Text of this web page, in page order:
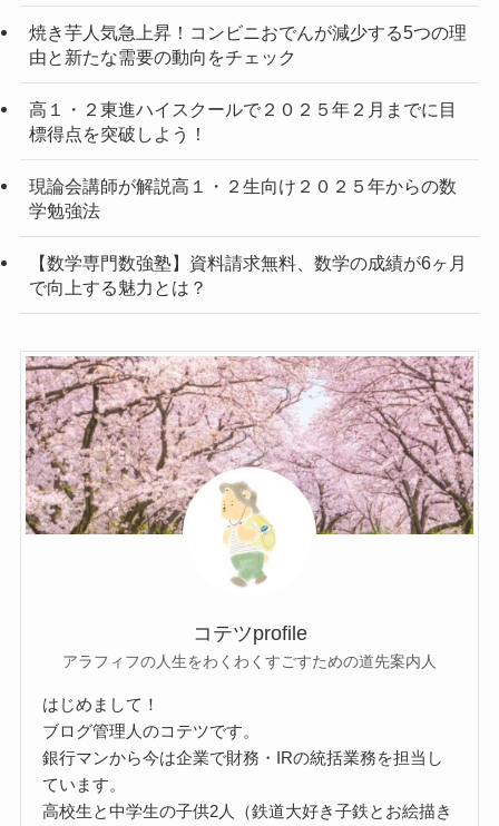
焼き芋人気急上昇！コンビニおでんが減少する5つの理
由と新たな需要の動向をチェック
高１・２東進ハイスクールで２０２５年２月までに目
標得点を突破しよう！
現論会講師が解説高１・２生向け２０２５年からの数
学勉強法
【数学専門数強塾】資料請求無料、数学の成績が6ヶ月
で向上する魅力とは？
コテツprofile
アラフィフの人生をわくわくすごすための道先案内人
はじめまして！
ブログ管理人のコテツです。
銀行マンから今は企業で財務・IRの統括業務を担当し
ています。
高校生と中学生の子供2人（鉄道大好き子鉄とお絵描き